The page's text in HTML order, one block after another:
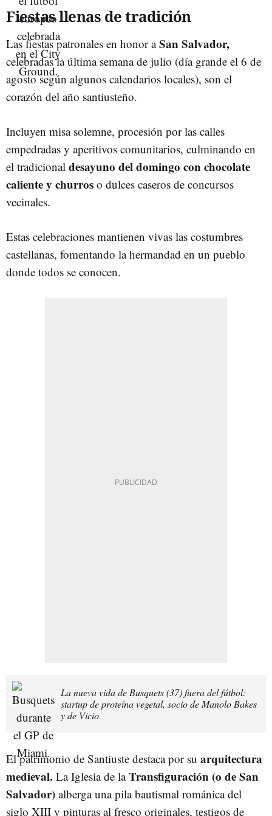
Fiestas llenas de tradición
Las fiestas patronales en honor aSan Salvador,
celebradas la última semana de julio (día grande el 6 de
agosto según algunos calendarios locales), son el
corazón del año santiusteño.
Incluyen misa solemne, procesión por las calles
empedradas y aperitivos comunitarios, culminando en
el tradicional desayuno del domingo con chocolate
caliente y churros o dulces caseros de concursos
vecinales.
Estas celebraciones mantienen vivas las costumbres
castellanas, fomentando la hermandad en un pueblo
donde todos se conocen.
La nueva vida de Busquets (37) fuera del fútbol:
startup de proteína vegetal, socio de Manolo Bakes
y de Vicio
El patrimonio de Santiuste destaca por su arquitectura
medieval. La Iglesia de laTransfiguración (o de San
Salvador) alberga una pila bautismal románica del
siglo XIII y pinturas al fresco originales, testigos de